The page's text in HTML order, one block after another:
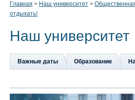
Главная > Наш университет >
отдыхать!
Наш университет
Важные даты Образование